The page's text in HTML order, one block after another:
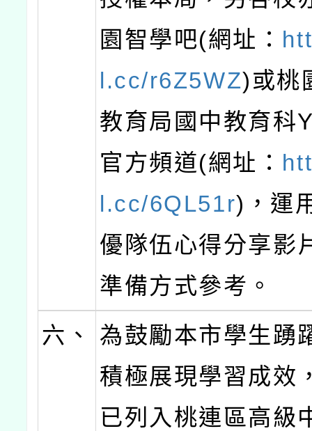
園智學吧(網址：
l.cc/r6Z5WZ)或桃
教育局國中教育科
官方頻道(網址：
l.cc/6QL51r)，運
優隊伍心得分享影
準備方式參考。
六、
為鼓勵本市學生踴
積極展現學習成效
已列入桃連區高級